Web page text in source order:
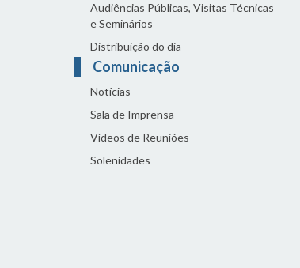
Audiências Públicas, Visitas Técnicas
e Seminários
Distribuição do dia
Comunicação
Notícias
Sala de Imprensa
Vídeos de Reuniões
Solenidades